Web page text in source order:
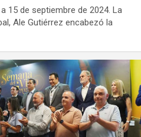
15 de septiembre de 2024. La
Ale Gutiérrez encabezó la